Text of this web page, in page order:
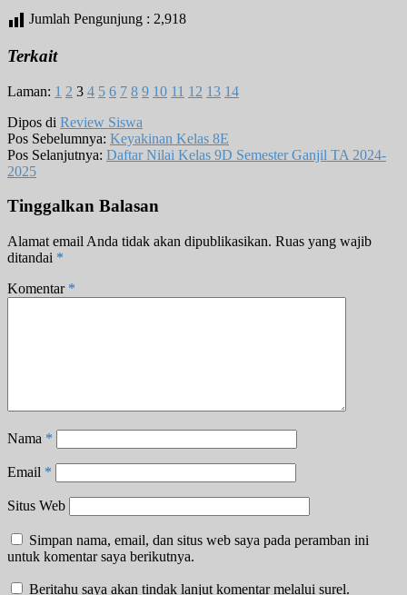
Jumlah Pengunjung : 2,918
Terkait
Laman: 1 2 3 4 5 6 7 8 9 10 11 12 13 14
Dipos di Review Siswa
Pos Sebelumnya: Keyakinan Kelas 8E
Pos Selanjutnya: Daftar Nilai Kelas 9D Semester Ganjil TA 2024-
2025
Tinggalkan Balasan
Alamat email Anda tidak akan dipublikasikan. Ruas yang wajib
ditandai *
Komentar *
Nama *
Email *
Situs Web
Simpan nama, email, dan situs web saya pada peramban ini
untuk komentar saya berikutnya.
Beritahu saya akan tindak lanjut komentar melalui surel.